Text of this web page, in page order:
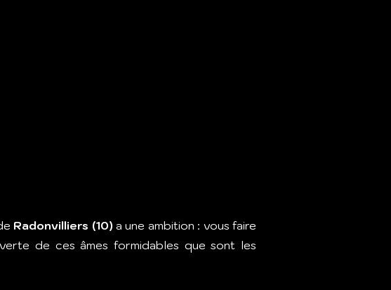
Radonvilliers (10) a une ambition : vous faire
de ces âmes formidables que sont les